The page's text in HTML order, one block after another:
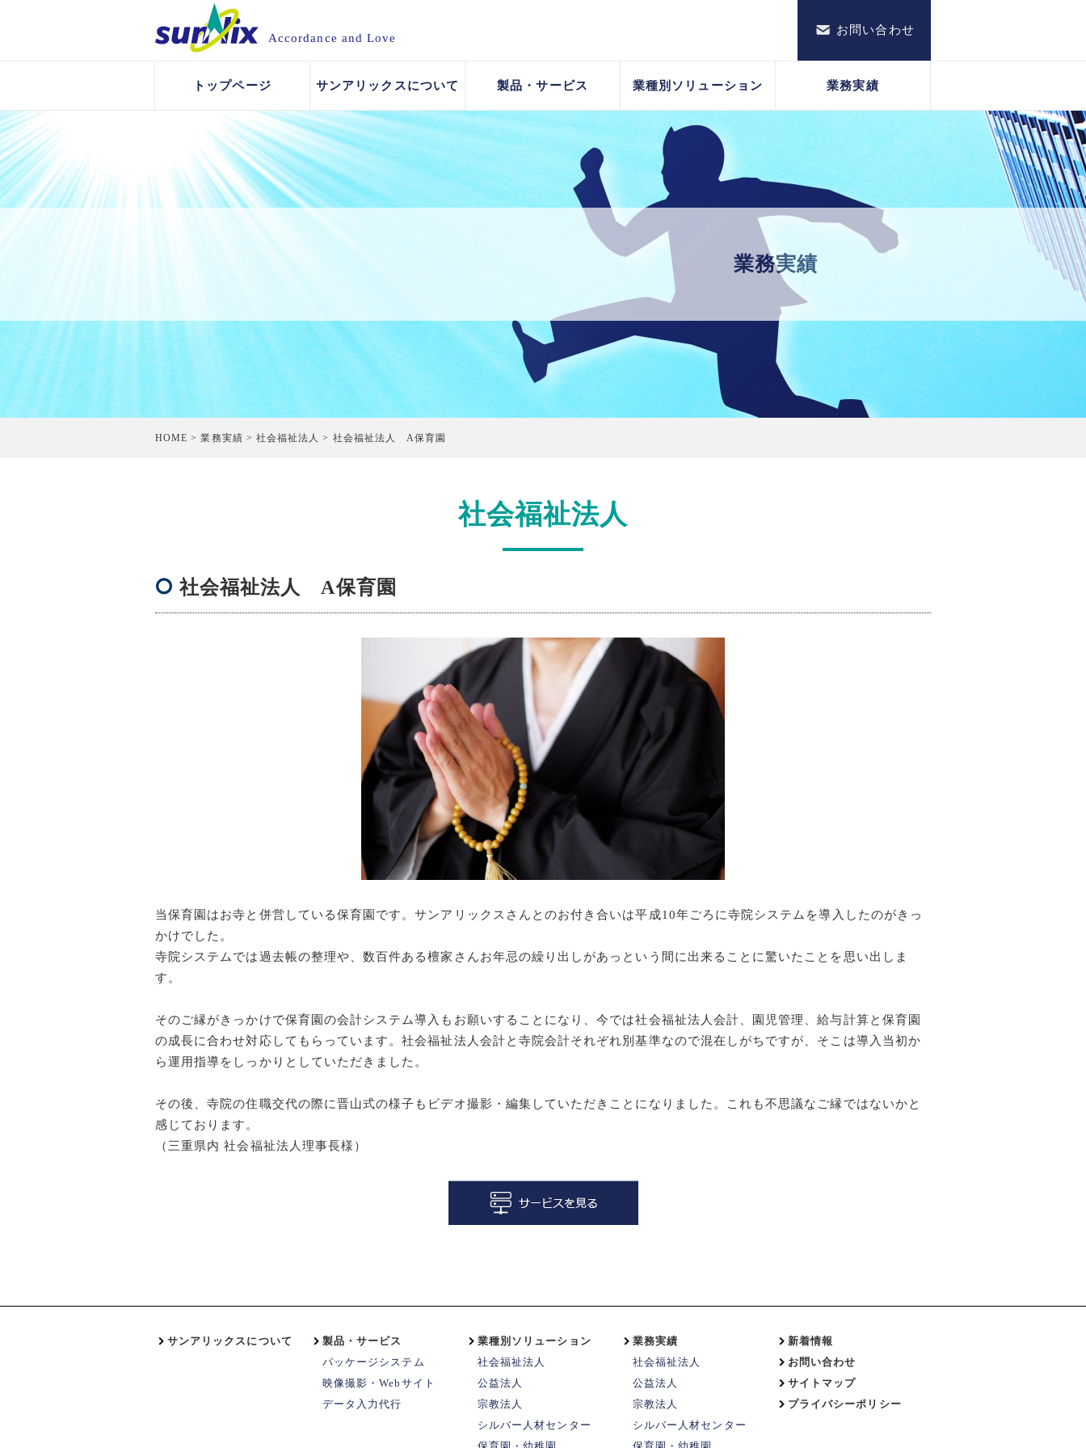
Accordance and Love
お問い合わせ
トップページ サンアリックスについて 製品・サービス 業種別ソリューション 業務実績
業務実績
HOME >業務実績 > 社会福祉法人 > 社会福祉法人 A保育園
社会福祉法人
社会福祉法人 A保育園
当保育園はお寺と併営している保育園です。サンアリックスさんとのお付き合いは平成10年ごろに寺院システムを導入したのがきっ
かけでした。
寺院システムでは過去帳の整理や、数百件ある檀家さんお年忌の繰り出しがあっという間に出来ることに驚いたことを思い出しま
す。
そのご縁がきっかけで保育園の会計システム導入もお願いすることになり、今では社会福祉法人会計、園児管理、給与計算と保育園
の成長に合わせ対応してもらっています。社会福祉法人会計と寺院会計それぞれ別基準なので混在しがちですが、そこは導入当初か
ら運用指導をしっかりとしていただきました。
その後、寺院の住職交代の際に晋山式の様子もビデオ撮影・編集していただきことになりました。これも不思議なご縁ではないかと
感じております。
（三重県内 社会福祉法人理事長様）
サンアリックスについて
製品・サービス
パッケージシステム
映像撮影・Webサイト
データ入力代行
業種別ソリューション
社会福祉法人
公益法人
宗教法人
シルバー人材センター
業務実績
社会福祉法人
公益法人
宗教法人
シルバー人材センター
新着情報
お問い合わせ
サイトマップ
プライバシーポリシー